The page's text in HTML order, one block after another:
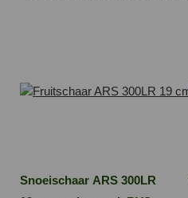
Snoeischaar ARS 300LR